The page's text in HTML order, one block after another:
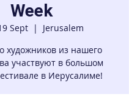
Week
Sept
  |
Jerusalem
художников из нашего
участвуют в большом
в Иерусалиме!